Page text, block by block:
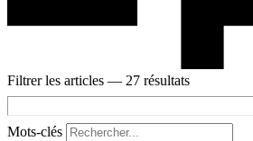
Filtrer les articles — 27 résultats
Mots-clés